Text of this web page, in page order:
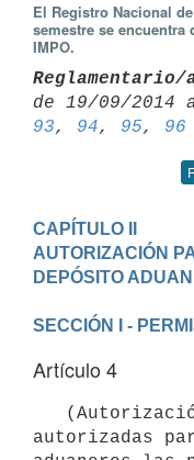
El Registro Nacional
semestre se
IMPO.
Reglamentario/
de 19/09/
93, 94, 95, 96
CAPÍTULO II
AUTORIZACIÓN
SECCIÓN I -
Artículo 4
autorizadas